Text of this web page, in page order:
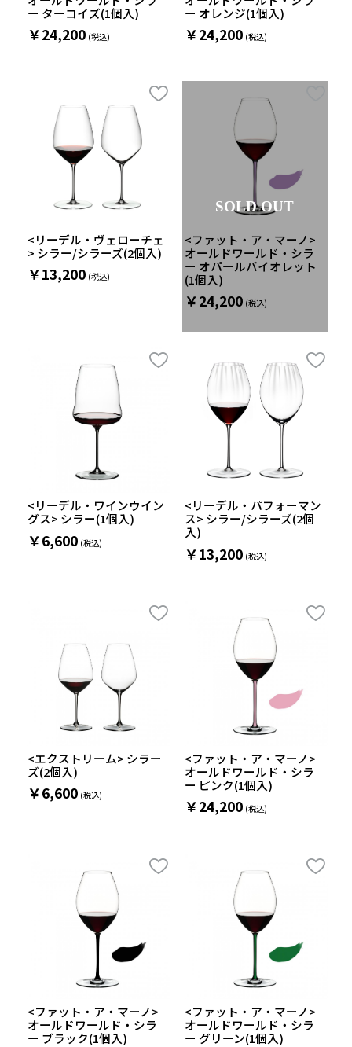
ー ターコイズ(1個入)
￥24,200
ー オレンジ(1個入)
￥24,200
<リーデル・ヴェローチェ
> シラー/シラーズ(2個入)
￥13,200
<ファット・ア・マーノ>
オールドワールド・シラ
ー オパールバイオレット
(1個入)
￥24,200
SOLD OUT
<リーデル・ワインウイン
グス> シラー(1個入)
￥6,600
<リーデル・パフォーマン
ス> シラー/シラーズ(2個
入)
￥13,200
<エクストリーム> シラー
ズ(2個入)
￥6,600
<ファット・ア・マーノ>
オールドワールド・シラ
ー ピンク(1個入)
￥24,200
<ファット・ア・マーノ>
オールドワールド・シラ
ー ブラック(1個入)
<ファット・ア・マーノ>
オールドワールド・シラ
ー グリーン(1個入)